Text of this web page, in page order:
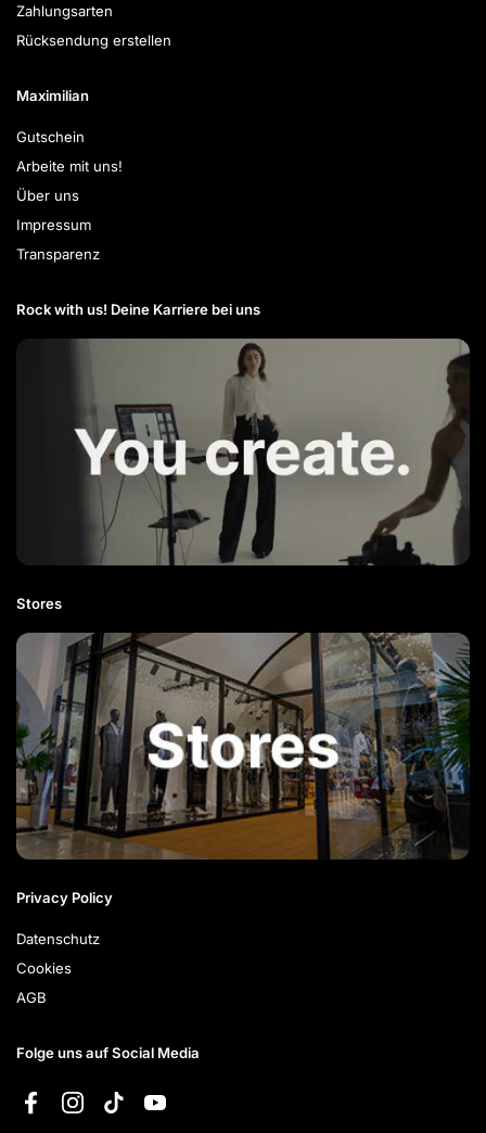
Zahlungsarten
Rücksendung erstellen
Maximilian
Gutschein
Arbeite mit uns!
Über uns
Impressum
Transparenz
Rock with us! Deine Karriere bei uns​
Stores
Privacy Policy
Datenschutz
Cookies
AGB
Folge uns auf Social Media
FacebookInstagramTikTokYouTube